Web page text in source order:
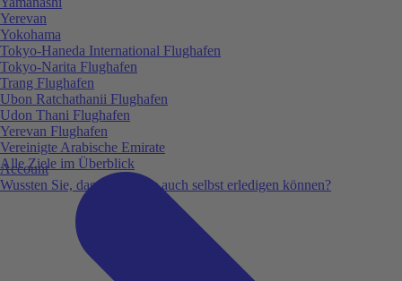
Account
Wussten Sie, dass Sie vieles auch selbst erledigen können?
Yerevan
Yokohama
Tokyo-Haneda International Flughafen
Tokyo-Narita Flughafen
Trang Flughafen
Ubon Ratchathanii Flughafen
Udon Thani Flughafen
Yerevan Flughafen
Vereinigte Arabische Emirate
Alle Ziele im Überblick